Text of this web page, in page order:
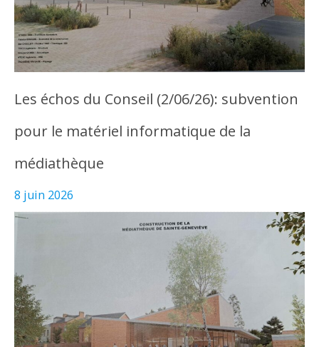
Les échos du Conseil (2/06/26): subvention
pour le matériel informatique de la
médiathèque
8 juin 2026